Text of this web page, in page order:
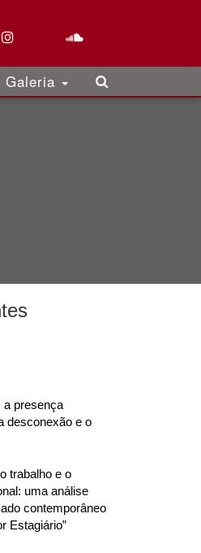
Galeria
a presença
desconexão e o
trabalho e o
uma análise
contemporâneo
Estagiário”